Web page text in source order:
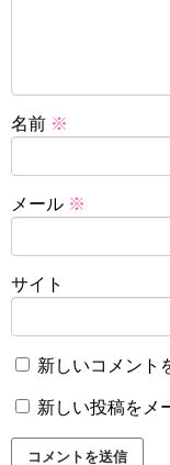
名前 ※
メール ※
サイト
新しいコメント
新しい投稿をメ